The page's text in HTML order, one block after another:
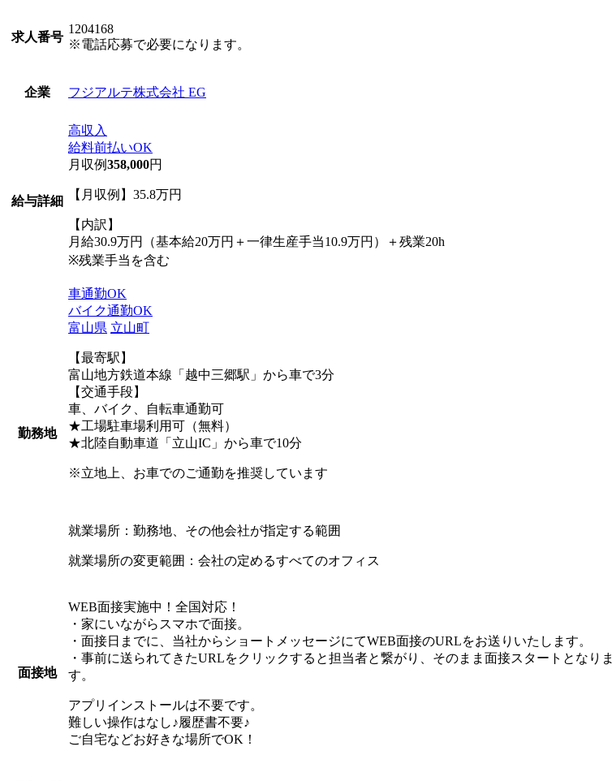
求人番号
1204168
※電話応募で必要になります。
企業 フジアルテ株式会社 EG
給与詳細
高収入
給料前払いOK
月収例358,000円
【月収例】35.8万円
【内訳】
月給30.9万円（基本給20万円＋一律生産手当10.9万円）＋残業20h
※残業手当を含む
勤務地
車通勤OK
バイク通勤OK
富山県 立山町
【最寄駅】
富山地方鉄道本線「越中三郷駅」から車で3分
【交通手段】
車、バイク、自転車通勤可
★工場駐車場利用可（無料）
★北陸自動車道「立山IC」から車で10分
※立地上、お車でのご通勤を推奨しています
就業場所：勤務地、その他会社が指定する範囲
就業場所の変更範囲：会社の定めるすべてのオフィス
面接地
WEB面接実施中！全国対応！
・家にいながらスマホで面接。
・面接日までに、当社からショートメッセージにてWEB面接のURLをお送りいたします。
・事前に送られてきたURLをクリックすると担当者と繋がり、そのまま面接スタートとなりま
す。
アプリインストールは不要です。
難しい操作はなし♪履歴書不要♪
ご自宅などお好きな場所でOK！